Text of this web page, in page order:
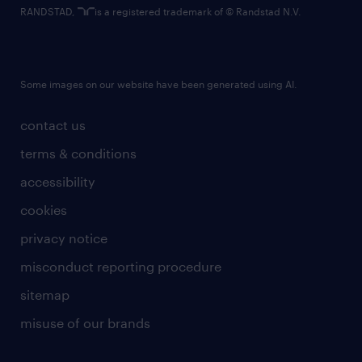
contact us
terms & conditions
accessibility
cookies
privacy notice
misconduct reporting procedure
sitemap
misuse of our brands
RANDSTAD, is a registered trademark of © Randstad N.V.
Some images on our website have been generated using AI.